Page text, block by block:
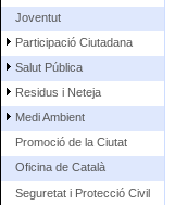
Joventut
Participació Ciutadana
Salut Pública
Residus i Neteja
Medi Ambient
Promoció de la Ciutat
Oficina de Català
Seguretat i Protecció Civil